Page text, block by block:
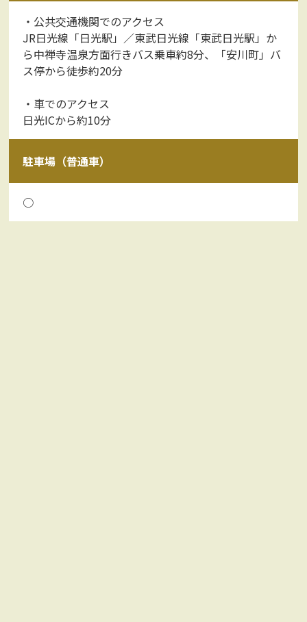
・公共交通機関でのアクセス
JR日光線「日光駅」／東武日光線「東武日光駅」か
ら中禅寺温泉方面行きバス乗車約8分、「安川町」バ
ス停から徒歩約20分
・車でのアクセス
日光ICから約10分
駐車場（普通車）
○